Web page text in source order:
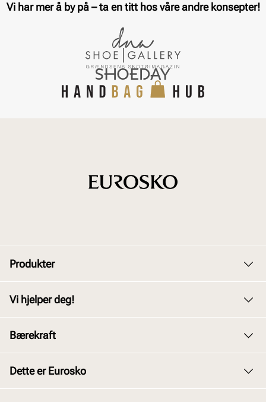
Vi har mer å by på – ta en titt hos våre andre konsepter!
Produkter
Barn
Vi hjelper deg!
Kjøpsbetingelser
Bærekraft
Dette er Eurosko